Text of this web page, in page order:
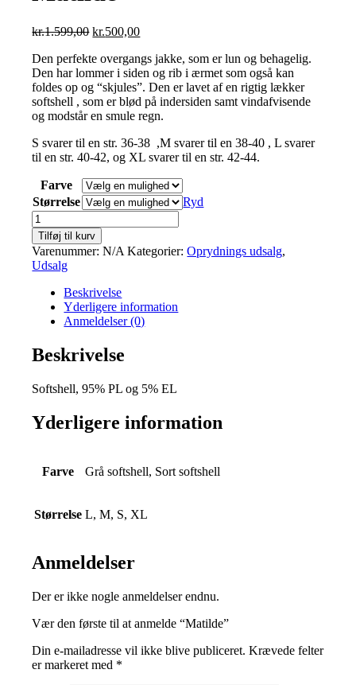
kr.1.599,00 Den
pris
var:
kr.1.599,00.
kr.500,00Den
pris
er:
kr.500,00.
Den perfekte overgangs jakke, som er lun og behagelig.
Den har lommer i siden og rib i ærmet som også kan
foldes op og “skjules”. Den er lavet af en rigtig lækker
softshell , som er blød på indersiden samt vindafvisende
og modstår en smule regn.
S svarer til en str. 36-38 ,M svarer til en 38-40 , L svarer
til en str. 40-42, og XL svarer til en str. 42-44.
Farve
Størrelse
Ryd
Matilde
antal
Tilføj til kurv
Varenummer:N/A Kategorier:Oprydnings udsalg,
Udsalg
Beskrivelse
Yderligere information
Anmeldelser (0)
Beskrivelse
Softshell, 95% PL og 5% EL
Yderligere information
Farve Grå softshell, Sort softshell
Størrelse L, M, S, XL
Anmeldelser
Der er ikke nogle anmeldelser endnu.
Vær den første til at anmelde “Matilde”
Din e-mailadresse vil ikke blive publiceret. Krævede felter
er markeret med *